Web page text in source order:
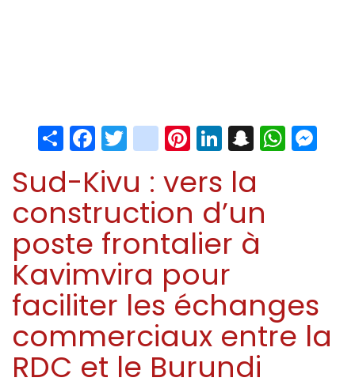
ShareFacebook
Twitter
instagram
Pinterest
LinkedIn
Snapchat
Sud-Kivu : vers la
construction d’un
poste frontalier à
Kavimvira pour
faciliter les échanges
commerciaux entre la
RDC et le Burundi